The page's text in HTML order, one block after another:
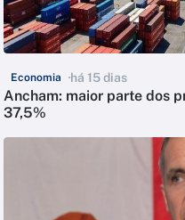
Economia há 15 dias
Ancham: maior parte dos
37,5%